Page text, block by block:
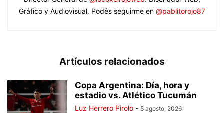
Gráfico y Audiovisual. Podés seguirme en @pablitorojo87
Artículos relacionados
Copa Argentina: Día, hora y
estadio vs. Atlético Tucumán
Luz Herrero Pirolo - 5 agosto, 2026